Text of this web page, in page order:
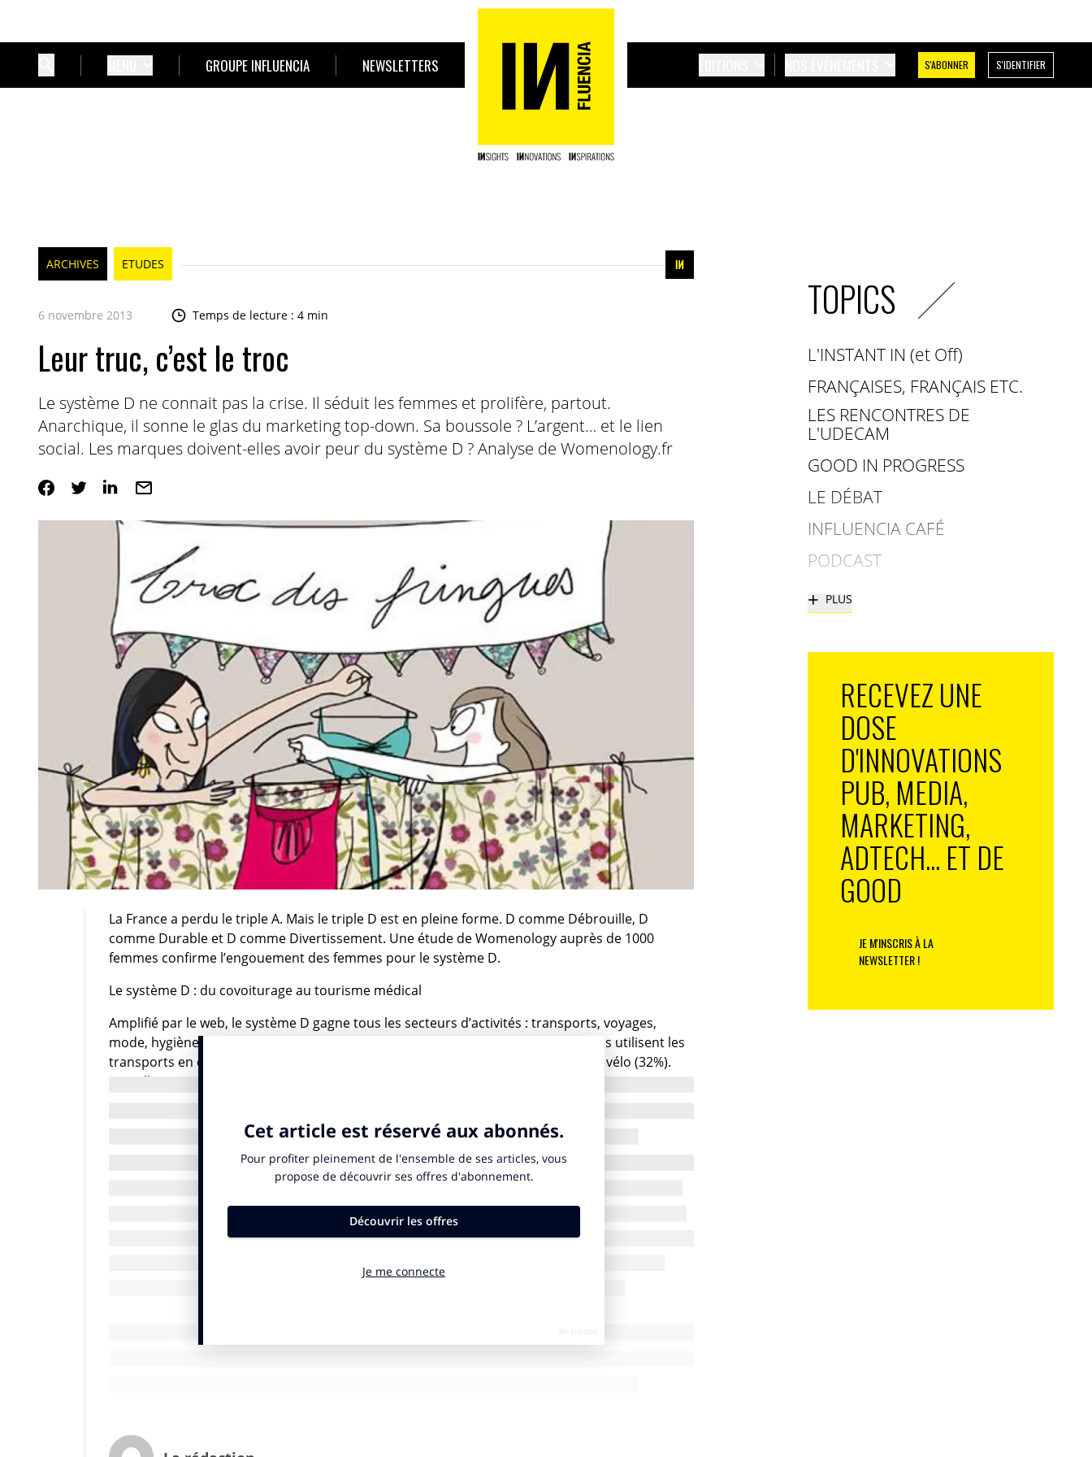
GROUPE INFLUENCIA NEWSLETTERS S'ABONNER S'IDENTIFIER
ARCHIVES ETUDES
6 novembre 2013 Temps de lecture : 4 min
Leur truc, c’est le troc
Le système D ne connait pas la crise. Il séduit les femmes et prolifère, partout.
Anarchique, il sonne le glas du marketing top-down. Sa boussole ? L’argent… et le lien
social. Les marques doivent-elles avoir peur du système D ? Analyse de Womenology.fr
La France a perdu le triple A. Mais le triple D est en pleine forme. D comme Débrouille, D
comme Durable et D comme Divertissement. Une étude de Womenology auprès de 1000
femmes confirme l’engouement des femmes pour le système D.
Le système D : du covoiturage au tourisme médical
Amplifié par le web, le système D gagne tous les secteurs d’activités : transports, voyages,
mode, hygiène-beauté, immobilier et santé. Pour faire des économies, les femmes utilisent les
transports en commun (76%), le covoiturage (34%), le partage de taxis (33%) et le vélo (32%).
Par ailleurs, 11% des sondées ont déjà acheté un billet de train sur trocdestrains.com et 37%
envisagent de sous-louer une de leurs chambres à un étudiant.
Derrière le miroir du système D se cachent des évolutions sociologiques
Comme le désir d’une consommation raisonnable et raisonnée : 79% des répondantes
affirment avoir un réflexe d’achat anti-gaspillage car il faut « estimer au plus juste ce dont on a
besoin pour éviter le gaspillage, se demander si on en a vraiment besoin ». Pour Dominique
Desjeux, anthropologue, le consommateur malin « manifeste de fortes orientations critiques
envers le gaspillage et l’ostentation, autant de comportements futiles, sinon nuisibles, qu’il
pense induits par la société de consommation dans son ensemble ».
TOPICS
L'INSTANT IN (et Off)
FRANÇAISES, FRANÇAIS ETC.
LES RENCONTRES DE
L'UDECAM
GOOD IN PROGRESS
LE DÉBAT
INFLUENCIA CAFÉ
PODCAST
+ PLUS
RECEVEZ UNE
DOSE
D'INNOVATIONS
PUB, MEDIA,
MARKETING,
ADTECH... ET DE
GOOD
JE M'INSCRIS À LA
NEWSLETTER !